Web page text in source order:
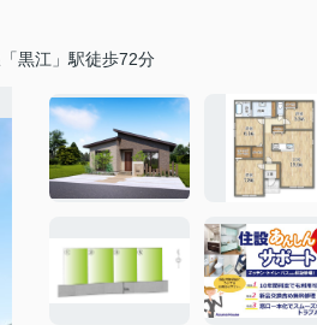
黒江」駅徒歩72分